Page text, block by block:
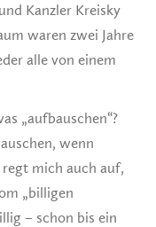
Kanzler Kreisky
waren zwei Jahre
alle von einem
„aufbauschen“?
wenn
regt mich auch auf,
„billigen
– schon bis ein